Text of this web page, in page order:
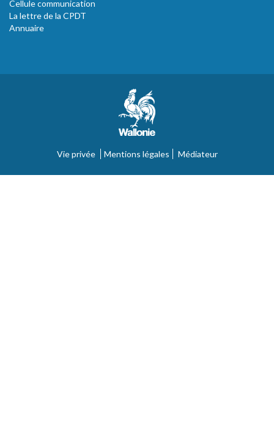
Cellule communication
La lettre de la CPDT
Annuaire
Vie privée Mentions légales Médiateur